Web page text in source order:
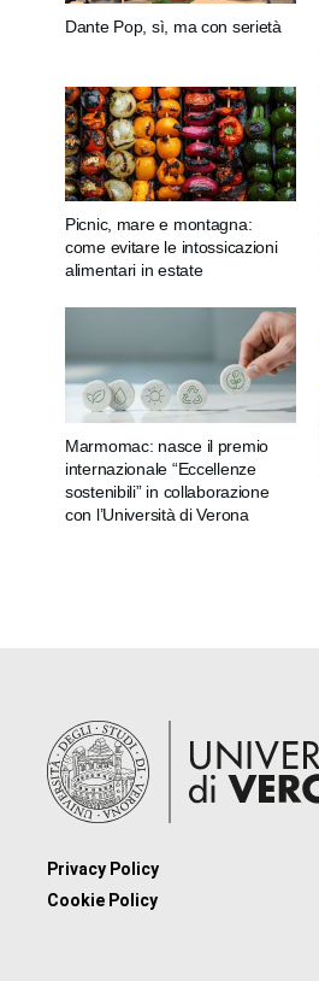
Dante Pop, sì, ma con serietà
Picnic, mare e montagna:
come evitare le intossicazioni
alimentari in estate
Marmomac: nasce il premio
internazionale “Eccellenze
sostenibili” in collaborazione
con l’Università di Verona
Privacy Policy
Cookie Policy